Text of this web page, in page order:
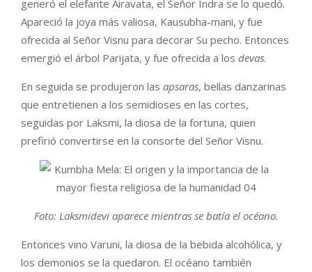
generó el elefante Airavata, el Señor Indra se lo quedó.
Apareció la joya más valiosa, Kausubha-mani, y fue
ofrecida al Señor Visnu para decorar Su pecho. Entonces
emergió el árbol Parijata, y fue ofrecida a los devas.
En seguida se produjeron las apsaras, bellas danzarinas
que entretienen a los semidioses en las cortes,
seguidas por Laksmi, la diosa de la fortuna, quien
prefirió convertirse en la consorte del Señor Visnu.
Foto: Laksmidevi aparece mientras se batía el océano.
Entonces vino Varuni, la diosa de la bebida alcohólica, y
los demonios se la quedaron. El océano también